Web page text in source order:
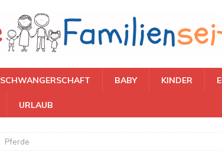
SCHWANGERSCHAFT BABY KINDER
URLAUB
Pferde